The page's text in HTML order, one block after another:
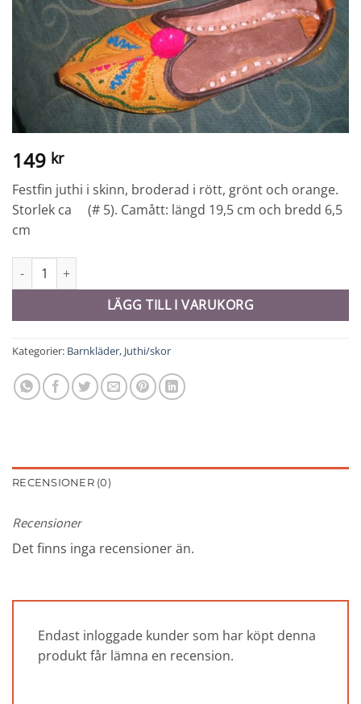
149 kr
Festfin juthi i skinn, broderad i rött, grönt och orange.
Storlek ca (# 5). Camått: längd 19,5 cm och bredd 6,5
cm
Juthi/sko barn - 9440 mängd
LÄGG TILL I VARUKORG
Kategorier: Barnkläder, Juthi/skor
RECENSIONER (0)
Recensioner
Det finns inga recensioner än.
Endast inloggade kunder som har köpt denna
produkt får lämna en recension.